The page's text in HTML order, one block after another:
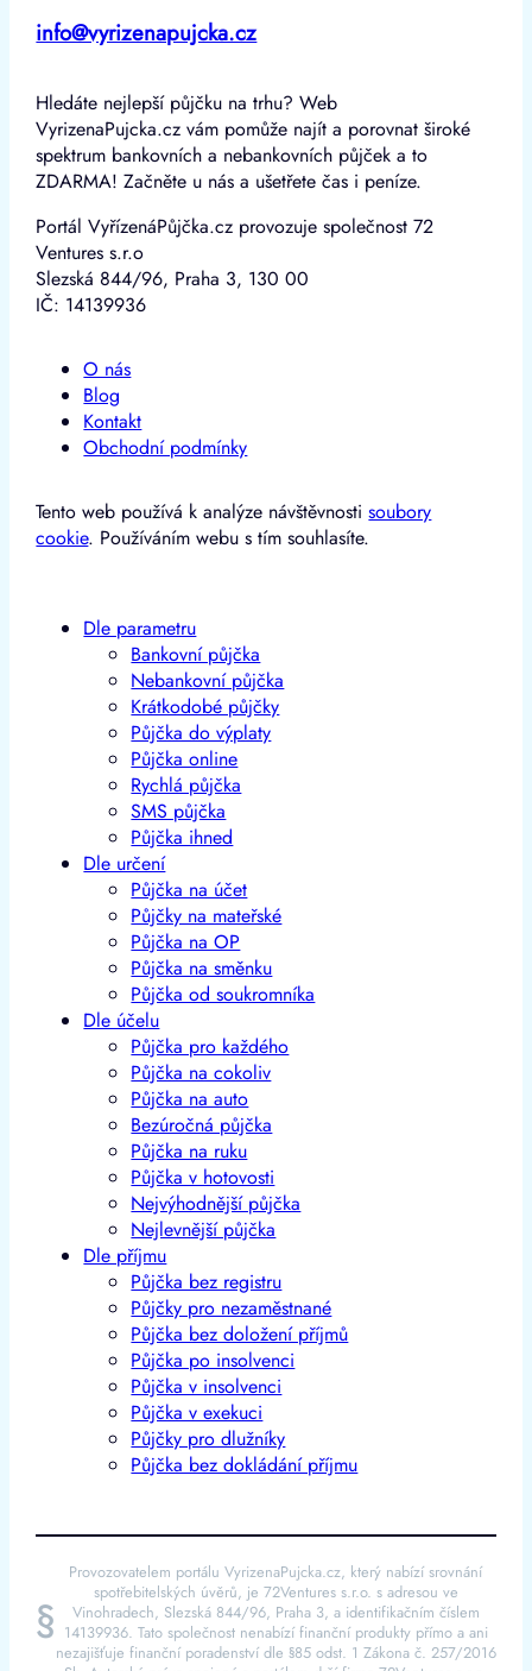
info@vyrizenapujcka.cz
Hledáte nejlepší půjčku na trhu? Web
VyrizenaPujcka.cz vám pomůže najít a porovnat široké
spektrum bankovních a nebankovních půjček a to
ZDARMA! Začněte u nás a ušetřete čas i peníze.
Portál VyřízenáPůjčka.cz provozuje společnost 72
Ventures s.r.o
Slezská 844/96, Praha 3, 130 00
IČ: 14139936
O nás
Blog
Kontakt
Obchodní podmínky
Tento web používá k analýze návštěvnostisoubory
cookie. Používáním webu s tím souhlasíte.
Dle parametru
Bankovní půjčka
Nebankovní půjčka
Krátkodobé půjčky
Půjčka do výplaty
Půjčka online
Rychlá půjčka
SMS půjčka
Půjčka ihned
Dle určení
Půjčka na účet
Půjčky na mateřské
Půjčka na OP
Půjčka na směnku
Půjčka od soukromníka
Dle účelu
Půjčka pro každého
Půjčka na cokoliv
Půjčka na auto
Bezúročná půjčka
Půjčka na ruku
Půjčka v hotovosti
Nejvýhodnější půjčka
Nejlevnější půjčka
Dle příjmu
Půjčka bez registru
Půjčky pro nezaměstnané
Půjčka bez doložení příjmů
Půjčka po insolvenci
Půjčka v insolvenci
Půjčka v exekuci
Půjčky pro dlužníky
Půjčka bez dokládání příjmu
§
Provozovatelem portálu VyrizenaPujcka.cz, který nabízí srovnání
spotřebitelských úvěrů, je 72Ventures s.r.o. s adresou ve
Vinohradech, Slezská 844/96, Praha 3, a identifikačním číslem
14139936. Tato společnost nenabízí finanční produkty přímo a ani
nezajišťuje finanční poradenství dle §85 odst. 1 Zákona č. 257/2016